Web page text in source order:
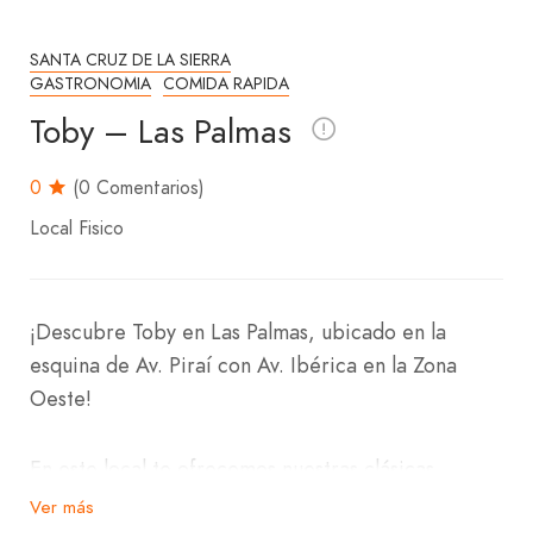
SANTA CRUZ DE LA SIERRA
GASTRONOMIA COMIDA RAPIDA
Toby – Las Palmas
0
(0 Comentarios)
Local Fisico
¡Descubre Toby en Las Palmas, ubicado en la
esquina de Av. Piraí con Av. Ibérica en la Zona
Oeste!
En este local te ofrecemos nuestras clásicas
hamburguesas como la Toby Clásica, Toby Italiana
Ver más